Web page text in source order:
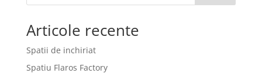
Articole recente
Spatii de inchiriat
Spatiu Flaros Factory